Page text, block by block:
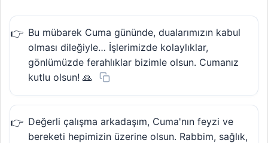
Bu mübarek Cuma gününde, dualarımızın kabul
olması dileğiyle… İşlerimizde kolaylıklar,
gönlümüzde ferahlıklar bizimle olsun. Cumanız
kutlu olsun! 🙏
Değerli çalışma arkadaşım, Cuma'nın feyzi ve
bereketi hepimizin üzerine olsun. Rabbim, sağlık,